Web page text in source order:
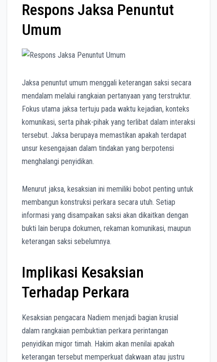
Respons Jaksa Penuntut
Umum
Jaksa penuntut umum menggali keterangan saksi secara
mendalam melalui rangkaian pertanyaan yang terstruktur.
Fokus utama jaksa tertuju pada waktu kejadian, konteks
komunikasi, serta pihak-pihak yang terlibat dalam interaksi
tersebut. Jaksa berupaya memastikan apakah terdapat
unsur kesengajaan dalam tindakan yang berpotensi
menghalangi penyidikan.
Menurut jaksa, kesaksian ini memiliki bobot penting untuk
membangun konstruksi perkara secara utuh. Setiap
informasi yang disampaikan saksi akan dikaitkan dengan
bukti lain berupa dokumen, rekaman komunikasi, maupun
keterangan saksi sebelumnya.
Implikasi Kesaksian
Terhadap Perkara
Kesaksian pengacara Nadiem menjadi bagian krusial
dalam rangkaian pembuktian perkara perintangan
penyidikan migor timah. Hakim akan menilai apakah
keterangan tersebut memperkuat dakwaan atau justru